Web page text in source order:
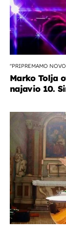
''PRIPREMAMO
Marko Tolja
najavio 10.